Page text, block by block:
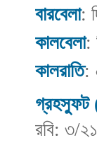
বারবেলা:
কালবেলা:
কালরাতি:
গ্রহস্ফুট
রবি: ৩/